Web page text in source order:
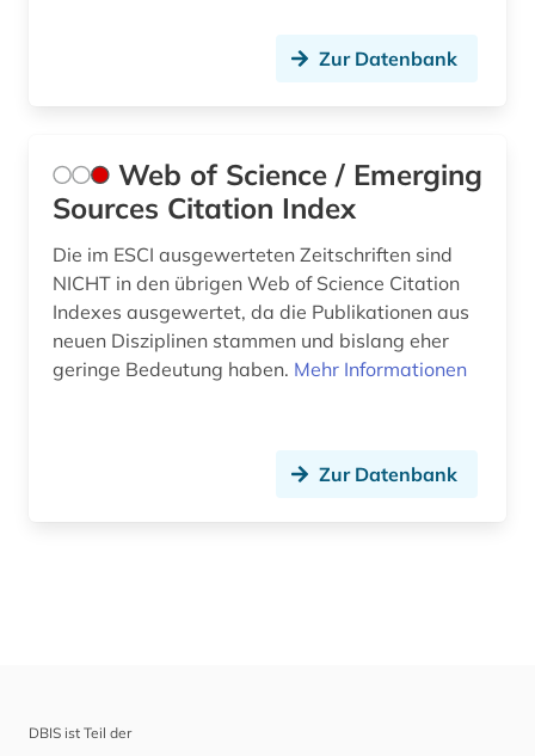
Zur Datenbank
Web of Science / Emerging
Sources Citation Index
Die im ESCI ausgewerteten Zeitschriften sind
NICHT in den übrigen Web of Science Citation
Indexes ausgewertet, da die Publikationen aus
neuen Disziplinen stammen und bislang eher
geringe Bedeutung haben. Mehr Informationen
Zur Datenbank
DBIS ist Teil der